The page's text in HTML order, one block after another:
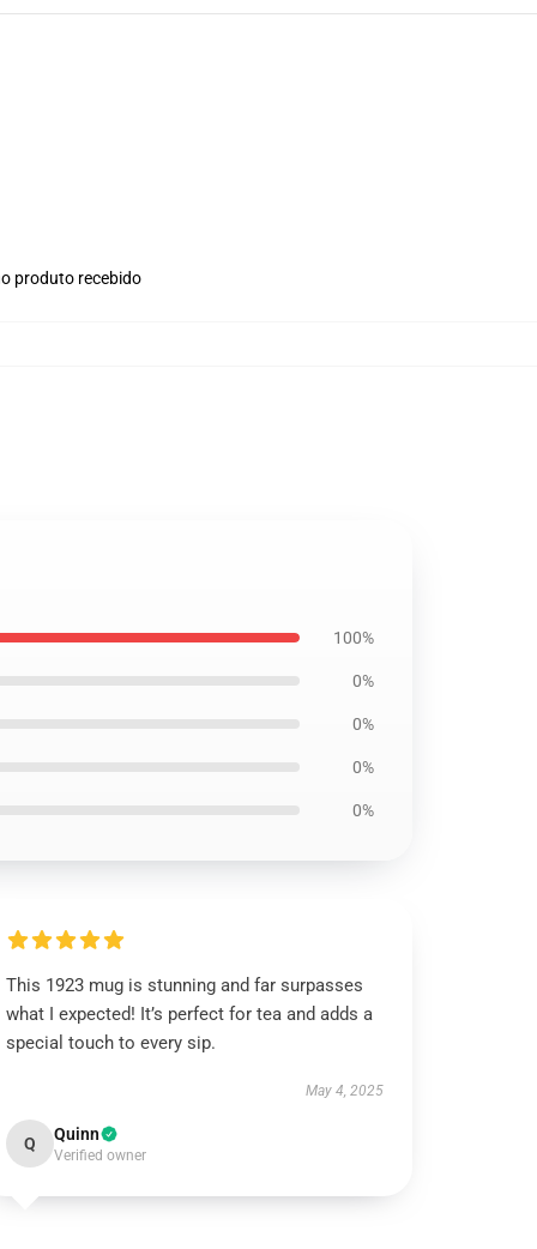
produto recebido
100%
0%
0%
0%
0%
This 1923 mug is stunning and far surpasses
what I expected! It’s perfect for tea and adds a
special touch to every sip.
May 4, 2025
Q Quinn
Verified owner